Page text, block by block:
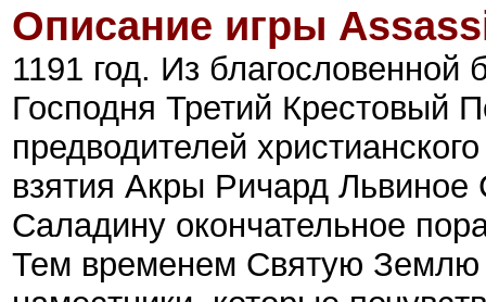
Описание игры
1191 год. Из
Господня Третий Крестовый
предводителей
взятия Акры Ричард Львиное
Саладину окончательное
Тем временем Святую Землю